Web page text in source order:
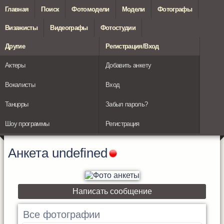
Главная Поиск Фотомодели Модели Фотографы
Визажисты Видеографы Фотостудии
Другие
Актеры
Вокалисты
Танцоры
Шоу программы
Регистрация/Вход
Добавить анкету
Вход
Забыл пароль?
Регистрация
Анкета undefined
Написать сообщение
Все фотографии